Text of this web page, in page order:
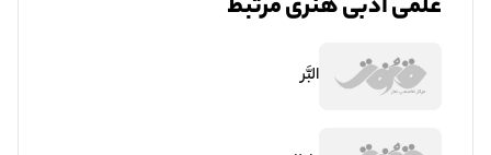
البَّر